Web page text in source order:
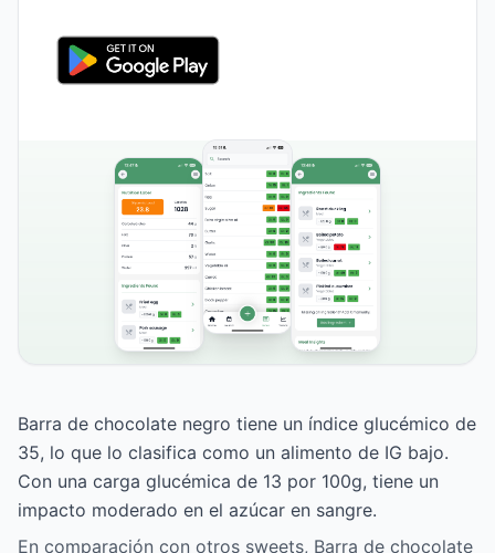
Barra de chocolate negro tiene un índice glucémico de
35, lo que lo clasifica como un alimento de IG bajo.
Con una carga glucémica de 13 por 100g, tiene un
impacto moderado en el azúcar en sangre.
En comparación con otros sweets, Barra de chocolate